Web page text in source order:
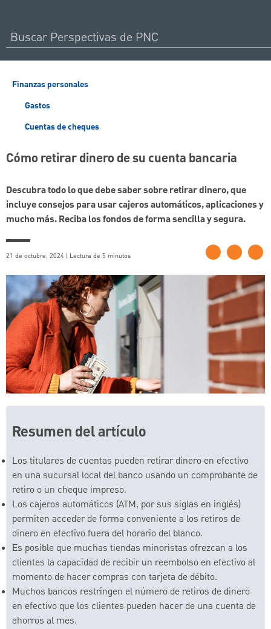
Finanzas personales
Gastos
Cuentas de cheques
Cómo retirar dinero de su cuenta bancaria
Descubra todo lo que debe saber sobre retirar dinero, que
incluye consejos para usar cajeros automáticos, aplicaciones y
mucho más. Reciba los fondos de forma sencilla y segura.
21 de octubre, 2024 | Lectura de 5 minutos
Resumen del artículo
Los titulares de cuentas pueden retirar dinero en efectivo
en una sucursal local del banco usando un comprobante de
retiro o un cheque impreso.
Los cajeros automáticos (ATM, por sus siglas en inglés)
permiten acceder de forma conveniente a los retiros de
dinero en efectivo fuera del horario del blanco.
Es posible que muchas tiendas minoristas ofrezcan a los
clientes la capacidad de recibir un reembolso en efectivo al
momento de hacer compras con tarjeta de débito.
Muchos bancos restringen el número de retiros de dinero
en efectivo que los clientes pueden hacer de una cuenta de
ahorros al mes.